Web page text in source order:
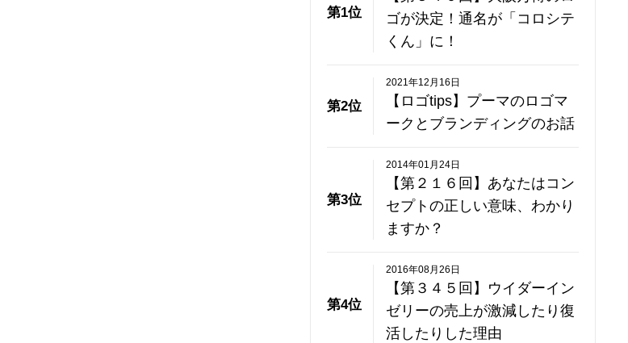
第1位
ゴが決定！通名が「コロシテ
くん」に！
第2位
2021年12月16日
【ロゴtips】プーマのロゴマ
ークとブランディングのお話
第3位
2014年01月24日
【第２１６回】あなたはコン
セプトの正しい意味、わかり
ますか？
第4位
2016年08月26日
【第３４５回】ウイダーイン
ゼリーの売上が激減したり復
活したりした理由